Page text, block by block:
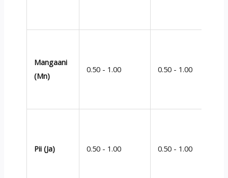
Mangaani
(Mn)
0.50 - 1.00 0.50 - 1.00
Pii (Ja) 0.50 - 1.00 0.50 - 1.00